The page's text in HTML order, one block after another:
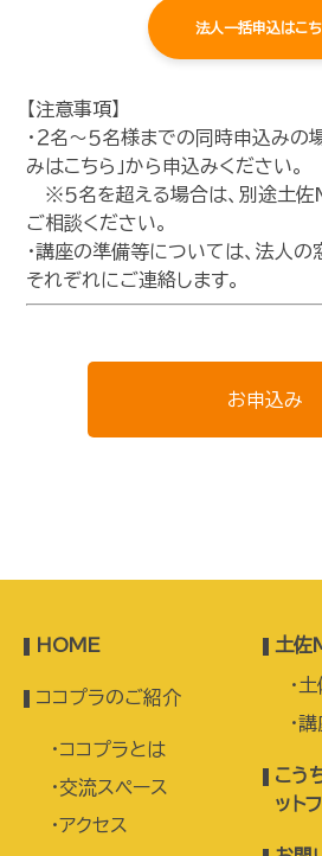
法人一括申込はこ
【注意事項】
・２名～５名様までの同時申込みの
みはこちら」から申込みください。
※５名を超える場合は、別途土
ご相談ください。
・講座の準備等については、法人
それぞれにご連絡します。
お申込み
HOME
ココプラのご紹介
ココプラとは
交流スペース
アクセス
土佐
土
講
こう
ット